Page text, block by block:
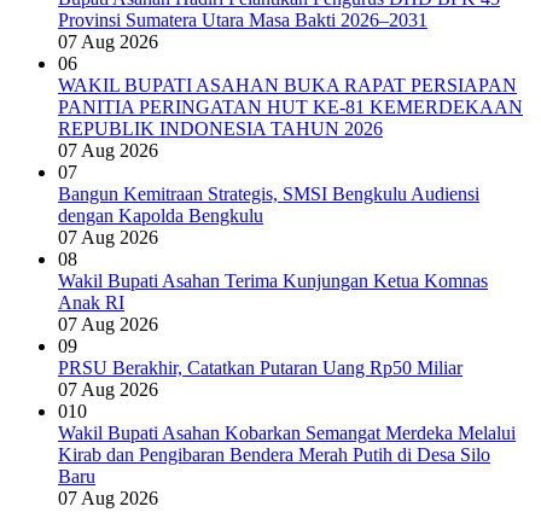
Provinsi Sumatera Utara Masa Bakti 2026–2031
07 Aug 2026
06
WAKIL BUPATI ASAHAN BUKA RAPAT PERSIAPAN
PANITIA PERINGATAN HUT KE-81 KEMERDEKAAN
REPUBLIK INDONESIA TAHUN 2026
07 Aug 2026
07
Bangun Kemitraan Strategis, SMSI Bengkulu Audiensi
dengan Kapolda Bengkulu
07 Aug 2026
08
Wakil Bupati Asahan Terima Kunjungan Ketua Komnas
Anak RI
07 Aug 2026
09
PRSU Berakhir, Catatkan Putaran Uang Rp50 Miliar
07 Aug 2026
010
Wakil Bupati Asahan Kobarkan Semangat Merdeka Melalui
Kirab dan Pengibaran Bendera Merah Putih di Desa Silo
Baru
07 Aug 2026